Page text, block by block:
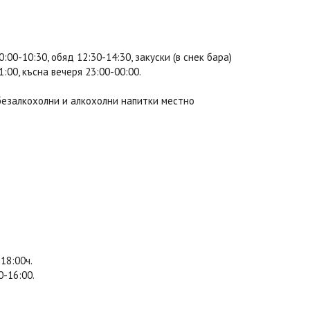
10:30, обяд 12:30-14:30, закуски (в снек бара)
късна вечеря 23:00-00:00.
и алкохолни напитки местно
16:00.